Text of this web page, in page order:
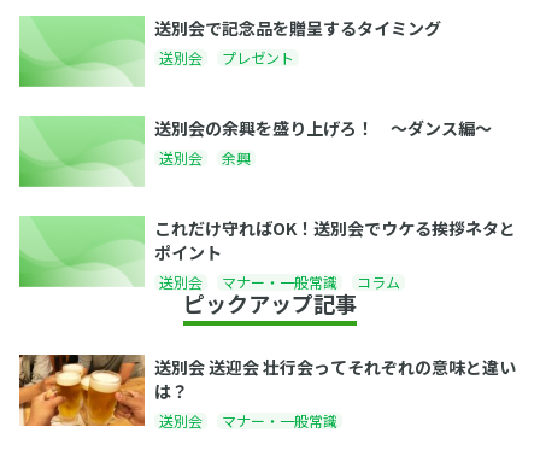
送別会で記念品を贈呈するタイミング
送別会 プレゼント
送別会の余興を盛り上げろ！ 〜ダンス編〜
送別会 余興
これだけ守ればOK！送別会でウケる挨拶ネタと
ポイント
送別会 マナー・一般常識 コラム
ピックアップ記事
送別会 送迎会 壮行会ってそれぞれの意味と違い
は？
送別会 マナー・一般常識